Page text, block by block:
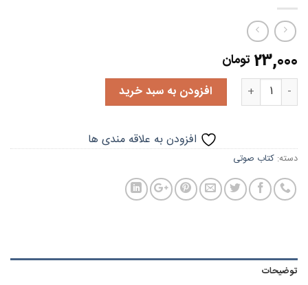
23,000 تومان
افزودن به سبد خرید
افزودن به علاقه مندی ها
دسته: کتاب صوتی
توضیحات